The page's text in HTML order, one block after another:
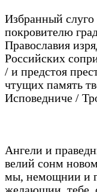
Избранный
покровителю
Православия
Российских
/ и предстоя
чтущих память
Исповедниче /
Ангели и
велий сонм
мы, немощнии и